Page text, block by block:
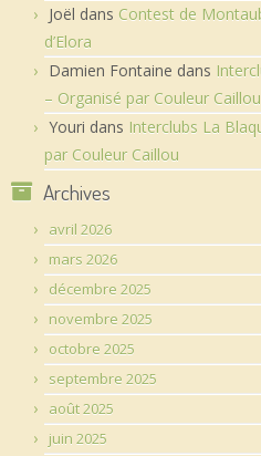
Joël dans Contest de
d’Elora
Damien Fontaine dans
– Organisé par Couleur Caillou
Youri dans Interclubs La
par Couleur Caillou
Archives
avril 2026
mars 2026
décembre 2025
novembre 2025
octobre 2025
septembre 2025
août 2025
juin 2025